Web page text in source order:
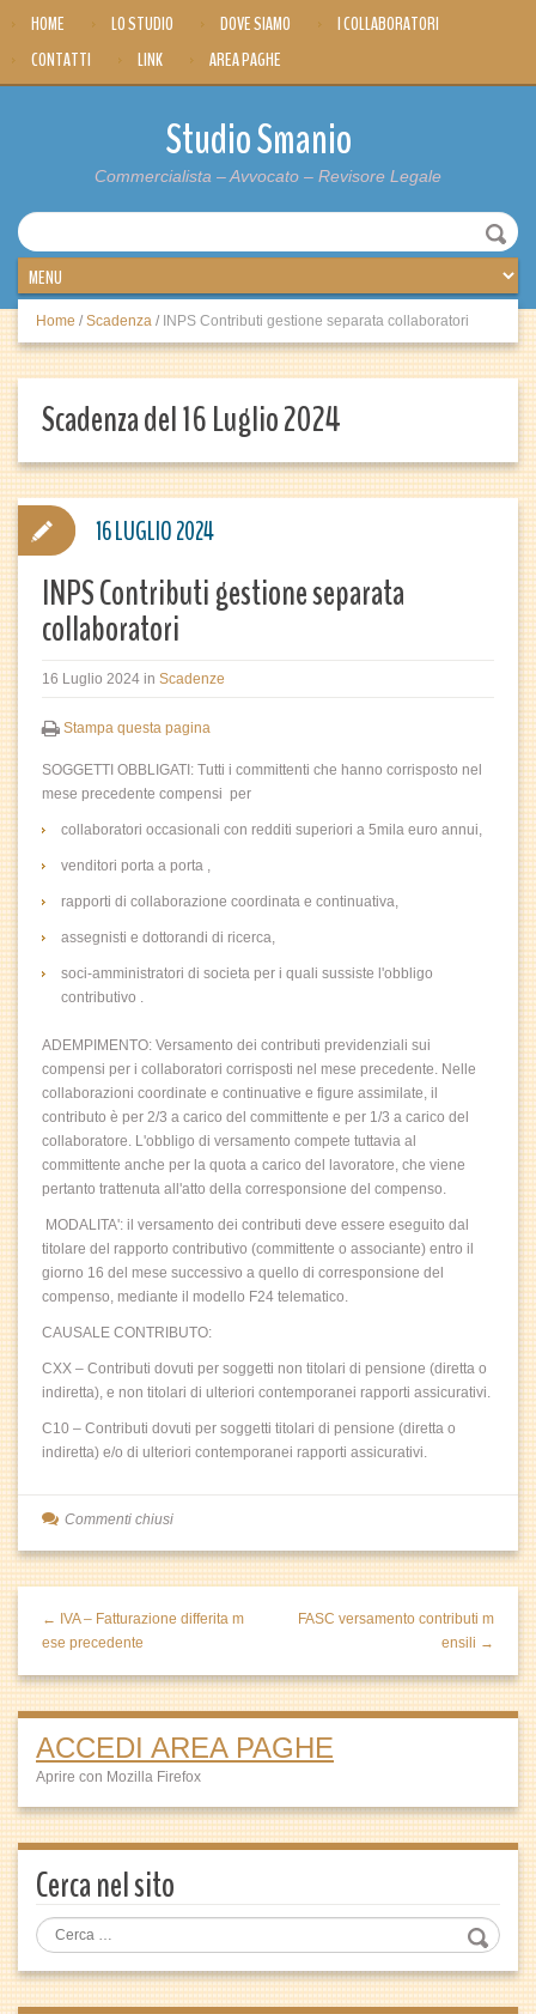
HOME LO STUDIO DOVE SIAMO
I COLLABORATORI
CONTATTI
LINK AREA PAGHE
Studio Smanio
Commercialista – Avvocato – Revisore Legale
Home / Scadenza / INPS Contributi gestione separata collaboratori
Scadenza del 16 Luglio 2024
INPS Contributi gestione separata
collaboratori
16 Luglio 2024 in Scadenze
Stampa questa pagina
SOGGETTI OBBLIGATI: Tutti i committenti che hanno corrisposto nel
mese precedente compensi per
collaboratori occasionali con redditi superiori a 5mila euro annui,
venditori porta a porta ,
rapporti di collaborazione coordinata e continuativa,
assegnisti e dottorandi di ricerca,
soci-amministratori di societa per i quali sussiste l'obbligo
contributivo .
ADEMPIMENTO: Versamento dei contributi previdenziali sui
compensi per i collaboratori corrisposti nel mese precedente. Nelle
collaborazioni coordinate e continuative e figure assimilate, il
contributo è per 2/3 a carico del committente e per 1/3 a carico del
collaboratore. L'obbligo di versamento compete tuttavia al
committente anche per la quota a carico del lavoratore, che viene
pertanto trattenuta all'atto della corresponsione del compenso.
MODALITA': il versamento dei contributi deve essere eseguito dal
titolare del rapporto contributivo (committente o associante) entro il
giorno 16 del mese successivo a quello di corresponsione del
compenso, mediante il modello F24 telematico.
CAUSALE CONTRIBUTO:
CXX – Contributi dovuti per soggetti non titolari di pensione (diretta o
indiretta), e non titolari di ulteriori contemporanei rapporti assicurativi.
C10 – Contributi dovuti per soggetti titolari di pensione (diretta o
indiretta) e/o di ulteriori contemporanei rapporti assicurativi.
16 LUGLIO 2024
Commenti chiusi
← IVA – Fatturazione differita m
ese precedente
FASC versamento contributi m
ensili →
ACCEDI AREA PAGHE
Aprire con Mozilla Firefox
Cerca nel sito